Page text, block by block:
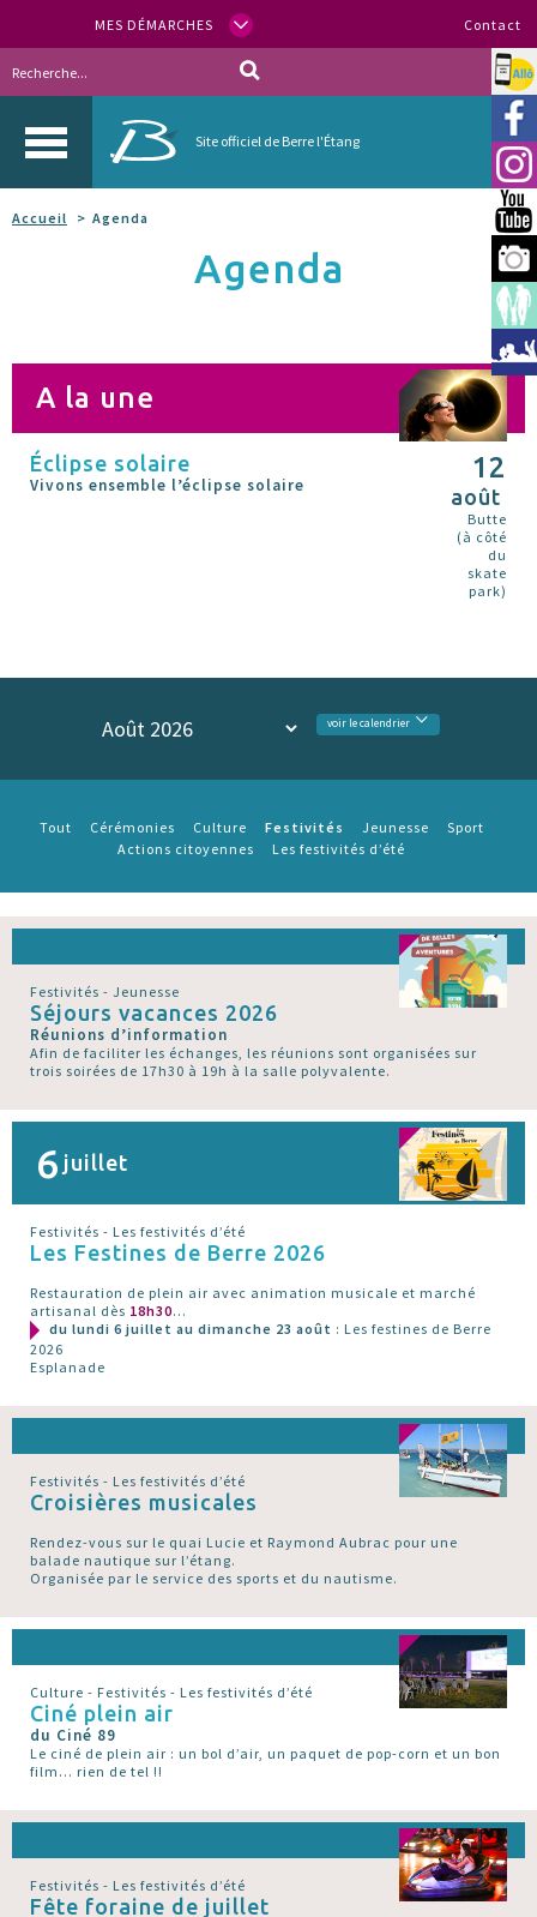
MES DÉMARCHES Contact
Site officiel de Berre l'Étang
Allo
Accueil Agenda
Agenda
A la une
Éclipse solaire
Vivons ensemble l’éclipse solaire
12
août
Butte
(à côté
du
skate
park)
voir le calendrier
Tout Cérémonies Culture Festivités Jeunesse
Sport
Actions citoyennes
Les festivités d’été
Festivités - Jeunesse
Séjours vacances 2026
Réunions d’information
Afin de faciliter les échanges, les réunions sont organisées sur
trois soirées de 17h30 à 19h à la salle polyvalente.
6 juillet
Festivités - Les festivités d’été
Les Festines de Berre 2026
Restauration de plein air avec animation musicale et marché
artisanal dès 18h30...
du lundi 6 juillet au dimanche 23 août : Les festines de Berre
2026
Esplanade
Festivités - Les festivités d’été
Croisières musicales
Rendez-vous sur le quai Lucie et Raymond Aubrac pour une
balade nautique sur l’étang.
Organisée par le service des sports et du nautisme.
Culture - Festivités - Les festivités d’été
Ciné plein air
du Ciné 89
Le ciné de plein air : un bol d’air, un paquet de pop-corn et un bon
film... rien de tel !!
Festivités - Les festivités d’été
Fête foraine de juillet